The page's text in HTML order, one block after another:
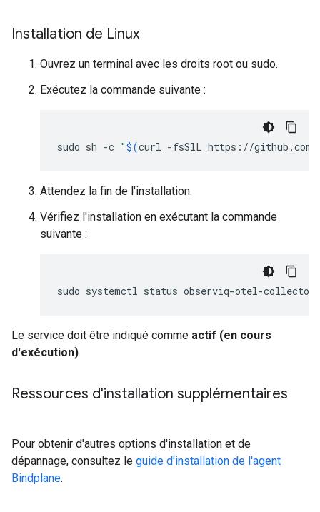
Installation de Linux
Ouvrez un terminal avec les droits root ou sudo.
Exécutez la commande suivante :
sudo sh -c "$(curl -fsSlL https://github.com/
Attendez la fin de l'installation.
Vérifiez l'installation en exécutant la commande
suivante :
sudo systemctl status
Le service doit être indiqué comme actif (en cours
d'exécution).
Ressources d'installation supplémentaires
Pour obtenir d'autres options d'installation et de
dépannage, consultez le guide d'installation de l'agent
Bindplane.